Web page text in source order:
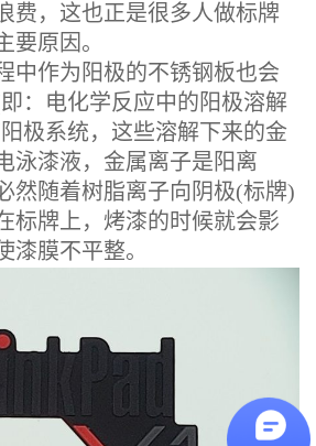
费，这也正是很多人做标牌
要原因。
作为阳极的不锈钢板也会
：电化学反应中的阳极溶解
极系统，这些溶解下来的金
泳漆液，金属离子是阳离
然随着树脂离子向阴极(标牌)
标牌上，烤漆的时候就会影
漆膜不平整。